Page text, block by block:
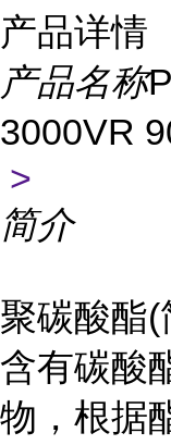
产品详情
产品名称
3000VR
>
简介
聚碳酸酯(
含有碳酸
物，根据